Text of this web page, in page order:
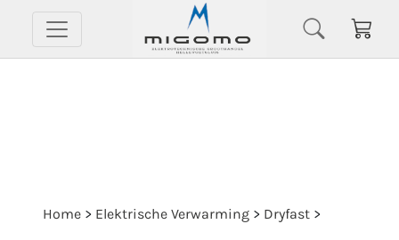
Home > Elektrische Verwarming > Dryfast >